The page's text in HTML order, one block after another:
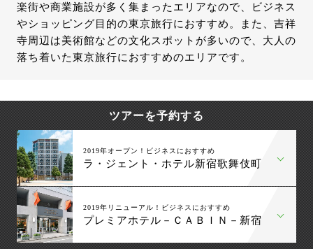
楽街や商業施設が多く集まったエリアなので、ビジネス
やショッピング目的の東京旅行におすすめ。また、吉祥
寺周辺は美術館などの文化スポットが多いので、大人の
落ち着いた東京旅行におすすめのエリアです。
ツアーを予約する
2019年オープン！ビジネスにおすすめ
ラ・ジェント・ホテル新宿歌舞伎町
2019年リニューアル！ビジネスにおすすめ
プレミアホテル－ＣＡＢＩＮ－新宿